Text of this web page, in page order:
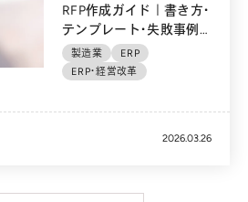
RFP作成ガイド｜書き方・
テンプレート・失敗事例
も紹介
製造業
ERP
ERP・経営改革
2026.03.26